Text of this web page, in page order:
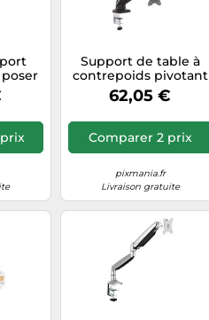
Noir
Support de table à
contrepoids pivotant
et inclinable Aisens (13
- 32 ?) - Couleur noire
62,05 €
Comparer 2 prix
pixmania.fr
Livraison gratuite